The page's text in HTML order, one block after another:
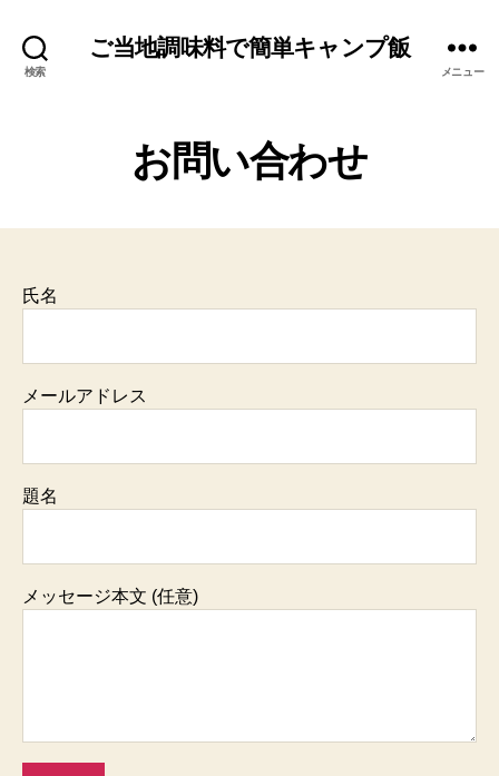
検索
ご当地調味料で簡単キャンプ飯
メニュー
お問い合わせ
氏名
メールアドレス
題名
メッセージ本文 (任意)